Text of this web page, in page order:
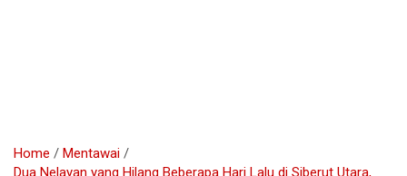
Home
Mentawai
Dua Nelayan yang Hilang Beberapa Hari Lalu di Siberut Utara,